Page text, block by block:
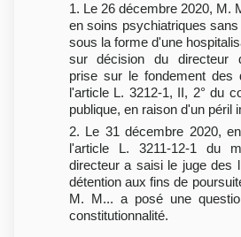
1. Le 26 décembre 2020, M.
en soins psychiatriques
sous la forme d'une
sur décision du directeur
prise sur le fondement des
l'article L. 3212-1, II, 2° du
publique, en raison d'un péril
2. Le 31 décembre 2020,
l'article L. 3211-12-1 du
directeur a saisi le juge des
détention aux fins de
M. M... a posé une
constitutionnalité.